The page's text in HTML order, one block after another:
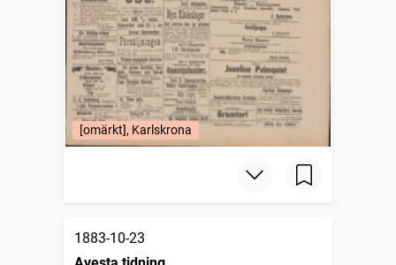
[omärkt], Karlskrona
1883-10-23